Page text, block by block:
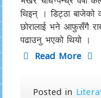
थिइन् । डिट्ठा बाजेको
छोरालाई भने आफुसँगै
पढाउनु भएको थियो ।
Read More
Posted in